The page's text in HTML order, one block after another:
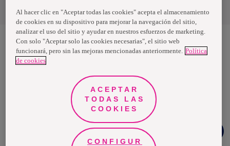
Nosotras, una marca de Essity - una compañía global líder en
higiene y salud. Cada día, mil millones de personas, en todo el
propósito es romper barreras por el bienestar en beneficio de
consumidores, pacientes, cuidadores, clientes y la sociedad en
general. Vendemos en aproximadamente 150 países bajo las
principales marcas globales TENA y Tork, así como otras marcas
como Actimove, Cutimed, JOBST, Knix, Leukoplast, Libero, Libresse,
Lotus, Modibodi, Nosotras, Saba, Tempo, TOM Organic y Zewa. En
2024, Essity tuvo ventas de aproximadamente 13 mil millones de
euros y empleó a 36,000 personas. La sede de la compañía está
ubicada en Estocolmo, Suecia, y Essity cotiza en Nasdaq Estocolmo.
Más información enwww.essity.com.
Al hacer clic en "Aceptar todas las cookies" acepta el almacenamiento
de cookies en su dispositivo para mejorar la navegación del sitio,
analizar el uso del sitio y ayudar en nuestros esfuerzos de marketing.
Con solo "Aceptar solo las cookies necesarias", el sitio web
funcionará, pero sin las mejoras mencionadas anteriormente. Política
de cookies
ACEPTAR
TODAS LAS
COOKIES
CONFIGUR